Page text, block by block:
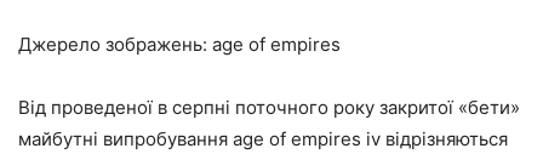
Джерело зображень: age of empires
Від проведеної в серпні поточного року закритої «бети»
майбутні випробування age of empires iv відрізняються